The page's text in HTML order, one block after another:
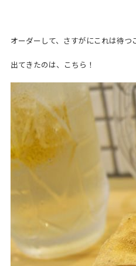
オーダーして、さすがにこれは待つ
出てきたのは、こちら！